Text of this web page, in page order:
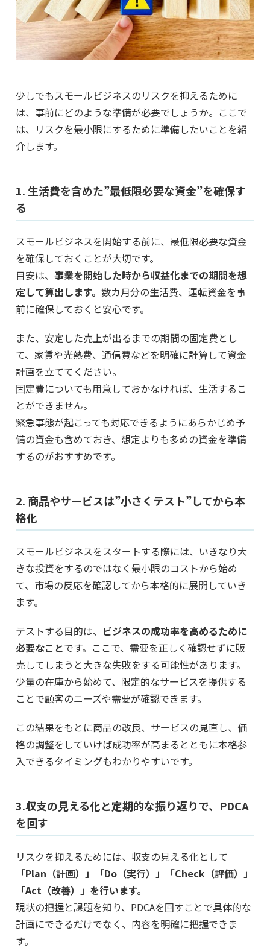
少しでもスモールビジネスのリスクを抑えるために
は、事前にどのような準備が必要でしょうか。ここで
は、リスクを最小限にするために準備したいことを紹
介します。
1. 生活費を含めた”最低限必要な資金”を確保す
る
スモールビジネスを開始する前に、最低限必要な資金
を確保しておくことが大切です。
目安は、 事業を開始した時から収益化までの期間を想
定して算出します。 数カ月分の生活費、運転資金を事
前に確保しておくと安心です。
また、安定した売上が出るまでの期間の固定費とし
て、家賃や光熱費、通信費などを明確に計算して資金
計画を立ててください。
固定費についても用意しておかなければ、生活するこ
とができません。
緊急事態が起こっても対応できるようにあらかじめ予
備の資金も含めておき、想定よりも多めの資金を準備
するのがおすすめです。
2. 商品やサービスは”小さくテスト”してから本
格化
スモールビジネスをスタートする際には、いきなり大
きな投資をするのではなく最小限のコストから始め
て、市場の反応を確認してから本格的に展開していき
ます。
テストする目的は、 ビジネスの成功率を高めるために
必要なことです。ここで、需要を正しく確認せずに販
売してしまうと大きな失敗をする可能性があります。
少量の在庫から始めて、限定的なサービスを提供する
ことで顧客のニーズや需要が確認できます。
この結果をもとに商品の改良、サービスの見直し、価
格の調整をしていけば成功率が高まるとともに本格参
入できるタイミングもわかりやすいです。
3.収支の見える化と定期的な振り返りで、PDCA
を回す
リスクを抑えるためには、収支の見える化として
「Plan（計画）」「Do（実行）」「Check（評価）」
「Act（改善）」を行います。
現状の把握と課題を知り、PDCAを回すことで具体的な
計画にできるだけでなく、内容を明確に把握できま
す。